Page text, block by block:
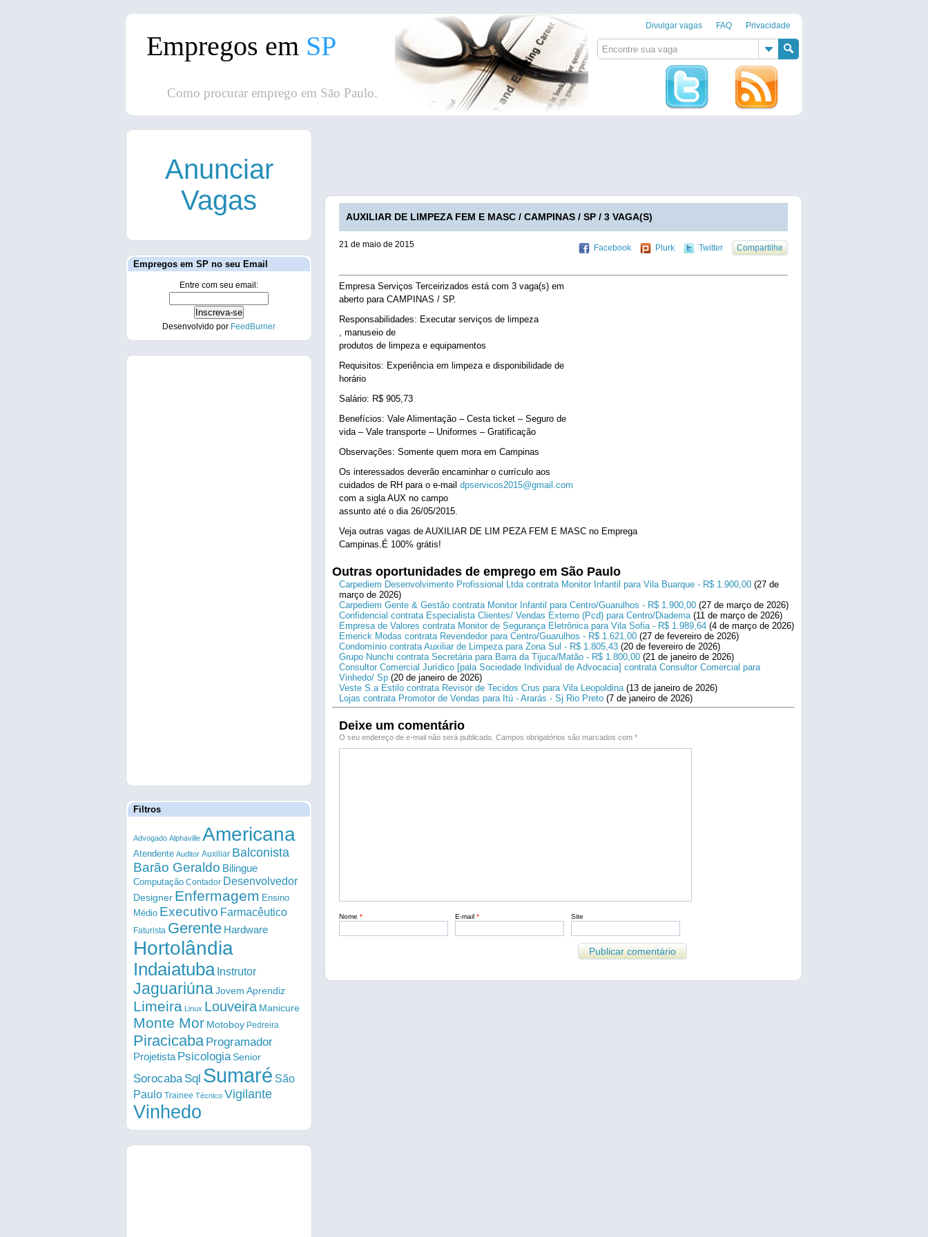
Divulgar vagas FAQ Privacidade
Empregos em SP
Como procurar emprego em São Paulo.
AUXILIAR DE LIMPEZA FEM E MASC / CAMPINAS / SP / 3 VAGA(S)
21 de maio de 2015 Facebook Plurk Twitter Compartilhe
Empresa Serviços Terceirizados está com 3 vaga(s) em
aberto para CAMPINAS / SP.
Responsabilidades: Executar serviços de limpeza
, manuseio de
produtos de limpeza e equipamentos
Requisitos: Experiência em limpeza e disponibilidade de
horário
Salário: R$ 905,73
Benefícios: Vale Alimentação – Cesta ticket – Seguro de
vida – Vale transporte – Uniformes – Gratificação
Observações: Somente quem mora em Campinas
Os interessados deverão encaminhar o currículo aos
cuidados de RH para o e-mail dpservicos2015@gmail.com
com a sigla AUX no campo
assunto até o dia 26/05/2015.
Veja outras vagas de AUXILIAR DE LIM PEZA FEM E MASC no Emprega
Campinas.É 100% grátis!
Outras oportunidades de emprego em São Paulo
Carpediem Desenvolvimento Profissional Ltda contrata Monitor Infantil para Vila Buarque - R$ 1.900,00 (27 de
março de 2026)
Carpediem Gente & Gestão contrata Monitor Infantil para Centro/Guarulhos - R$ 1.900,00 (27 de março de 2026)
Confidencial contrata Especialista Clientes/ Vendas Externo (Pcd) para Centro/Diadema(11 de março de 2026)
Empresa de Valores contrata Monitor de Segurança Eletrônica para Vila Sofia - R$ 1.989,64 (4 de março de 2026)
Emerick Modas contrata Revendedor para Centro/Guarulhos - R$ 1.621,00 (27 de fevereiro de 2026)
Condomínio contrata Auxiliar de Limpeza para Zona Sul - R$ 1.805,43 (20 de fevereiro de 2026)
Grupo Nunchi contrata Secretária para Barra da Tijuca/Matão - R$ 1.800,00 (21 de janeiro de 2026)
Consultor Comercial Jurídico [pala Sociedade Individual de Advocacia] contrata Consultor Comercial para
Vinhedo/ Sp (20 de janeiro de 2026)
Veste S.a Estilo contrata Revisor de Tecidos Crus para Vila Leopoldina(13 de janeiro de 2026)
Lojas contrata Promotor de Vendas para Itú - Ararás - Sj Rio Preto (7 de janeiro de 2026)
Deixe um comentário
O seu endereço de e-mail não será publicado. Campos obrigatórios são marcados com *
Nome * E-mail * Site
Anunciar
Vagas
Empregos em SP no seu Email
Entre com seu email:
Desenvolvido por FeedBurner
Filtros
Advogado Alphaville Americana
Atendente Auditor Auxiliar Balconista
Barão Geraldo Bilingue
Computação Contador Desenvolvedor
Designer Enfermagem Ensino
Médio Executivo Farmacêutico
Faturista Gerente Hardware
Hortolândia
Indaiatuba Instrutor
Jaguariúna Jovem Aprendiz
Limeira Linux Louveira Manicure
Monte Mor Motoboy Pedreira
Piracicaba Programador
Projetista PsicologiaSenior
Sorocaba Sql Sumaré São
Paulo Trainee Técnico Vigilante
Vinhedo